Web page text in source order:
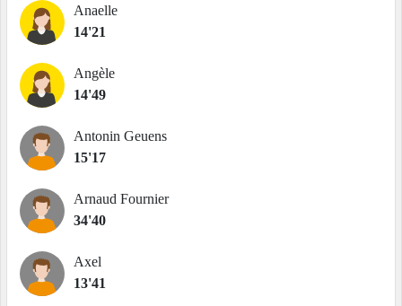
Anaelle
14'21
Angèle
14'49
Antonin Geuens
15'17
Arnaud Fournier
34'40
Axel
13'41